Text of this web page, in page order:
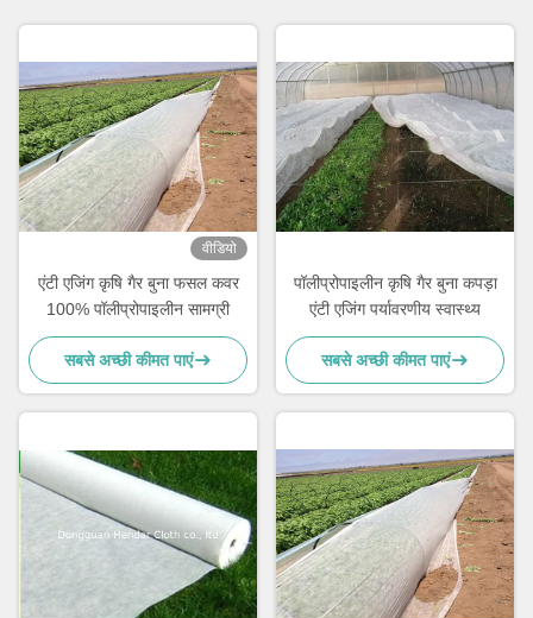
वीडियो
एंटी एजिंग कृषि गैर बुना फसल कवर
100% पॉलीप्रोपाइलीन सामग्री
सबसे अच्छी कीमत पाएं
पॉलीप्रोपाइलीन कृषि गैर बुना कपड़ा
एंटी एजिंग पर्यावरणीय स्वास्थ्य
सबसे अच्छी कीमत पाएं